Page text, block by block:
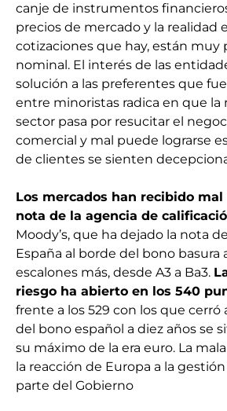
canje de instrumentos
precios de mercado y la realidad
cotizaciones que hay, están muy
nominal. El interés de las
solución a las preferentes que
entre minoristas radica en que la
sector pasa por resucitar el
comercial y mal puede lograrse
de clientes se sienten
Los mercados han recibido
nota de la agencia de
Moody’s, que ha dejado la nota
España al borde del bono basura
escalones más, desde A3 a Ba3.
riesgo ha abierto en los 540
frente a los 529 con los que cerró
del bono español a diez años se
su máximo de la era euro. La
la reacción de Europa a la
parte del Gobierno